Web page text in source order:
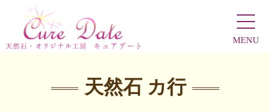
MENU
天然石 カ行